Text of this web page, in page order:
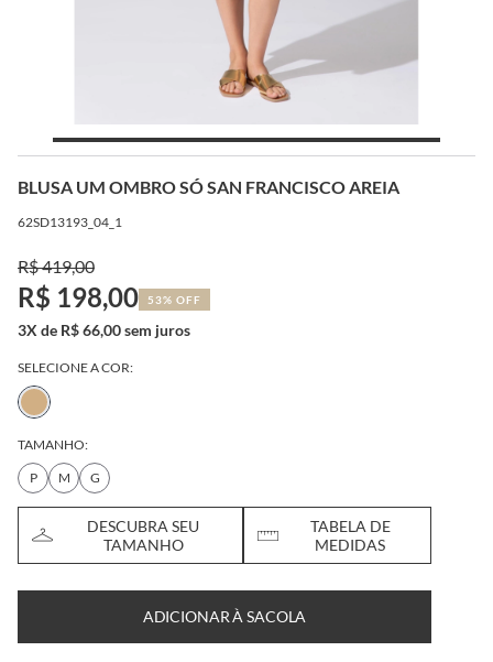
BLUSA UM OMBRO SÓ SAN FRANCISCO AREIA
62SD13193_04_1
R$ 419,00
R$ 198,00 53% OFF
3X de R$ 66,00 sem juros
SELECIONE A COR:
TAMANHO:
P
M G
DESCUBRA SEU
TAMANHO
TABELA DE
MEDIDAS
ADICIONAR À SACOLA